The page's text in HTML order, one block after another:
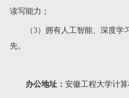
读写能力；
（3）拥有人工智能、深度
先。
办公地址： 安徽工程大学计